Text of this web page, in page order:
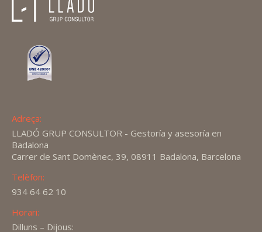
Adreça:
LLADÓ GRUP CONSULTOR - Gestoría y asesoría en
Badalona
Carrer de Sant Domènec, 39, 08911 Badalona, Barcelona
Telèfon:
934 64 62 10
Horari:
Dilluns – Dijous: